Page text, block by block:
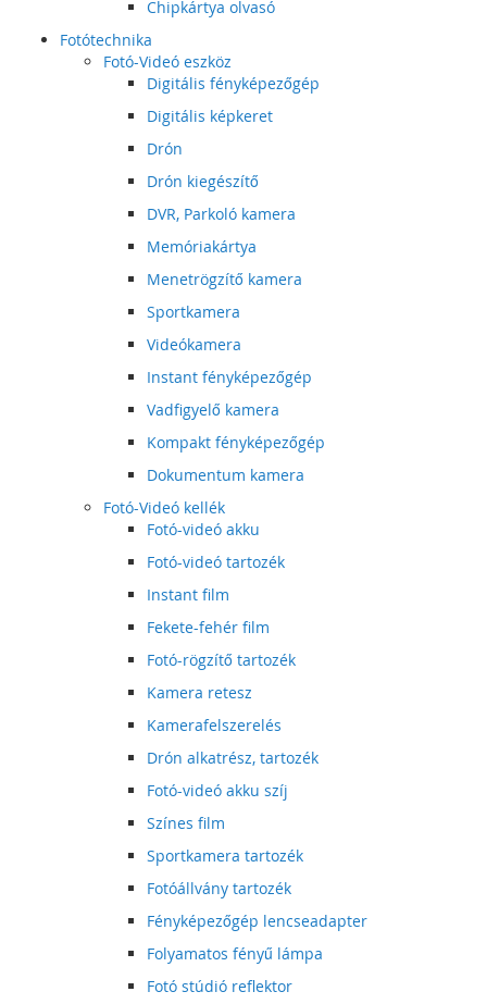
Chipkártya olvasó
Fotótechnika
Fotó-Videó eszköz
Digitális fényképezőgép
Digitális képkeret
Drón
Drón kiegészítő
DVR, Parkoló kamera
Memóriakártya
Menetrögzítő kamera
Sportkamera
Videókamera
Instant fényképezőgép
Vadfigyelő kamera
Kompakt fényképezőgép
Dokumentum kamera
Fotó-Videó kellék
Fotó-videó akku
Fotó-videó tartozék
Instant film
Fekete-fehér film
Fotó-rögzítő tartozék
Kamera retesz
Kamerafelszerelés
Drón alkatrész, tartozék
Fotó-videó akku szíj
Színes film
Sportkamera tartozék
Fotóállvány tartozék
Fényképezőgép lencseadapter
Folyamatos fényű lámpa
Fotó stúdió reflektor